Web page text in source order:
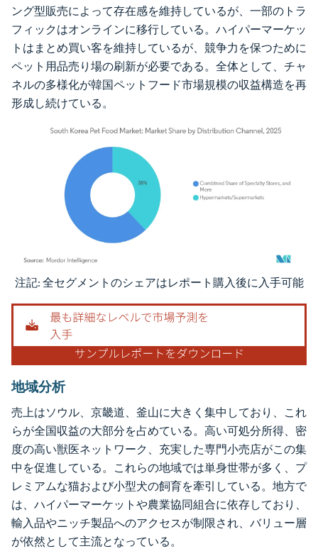
ング型販売によって存在感を維持しているが、一部のトラ
フィックはオンラインに移行している。ハイパーマーケッ
トはまとめ買い客を維持しているが、競争力を保つために
ペット用品売り場の刷新が必要である。全体として、チャ
ネルの多様化が韓国ペットフード市場規模の収益構造を再
形成し続けている。
画像 © Mordor Intelligence。再利用にはCC BY 4.0の表示が必要です。
注記: 全セグメントのシェアはレポート購入後に入手可能
地域分析
売上はソウル、京畿道、釜山に大きく集中しており、これ
らが全国収益の大部分を占めている。高い可処分所得、密
度の高い獣医ネットワーク、充実した専門小売店がこの集
中を促進している。これらの地域では単身世帯が多く、プ
レミアムな猫および小型犬の飼育を牽引している。地方で
は、ハイパーマーケットや農業協同組合に依存しており、
輸入品やニッチ製品へのアクセスが制限され、バリュー層
が依然として主流となっている。